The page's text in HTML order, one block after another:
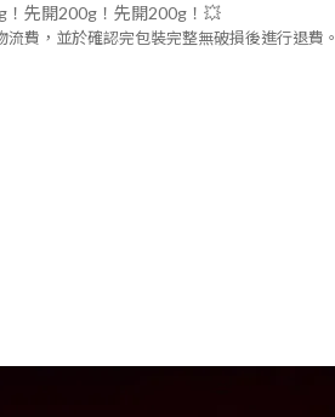
！先開200g！先開200g！💥
費，並於確認完包裝完整無破損後進行退費。